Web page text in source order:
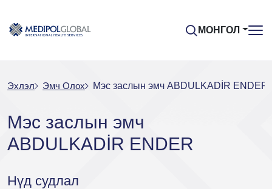
МОНГОЛ
Эхлэл Эмч Oлох Мэс заслын эмч ABDULKADİR ENDER
Мэс заслын эмч
ABDULKADİR ENDER
Нүд судлал